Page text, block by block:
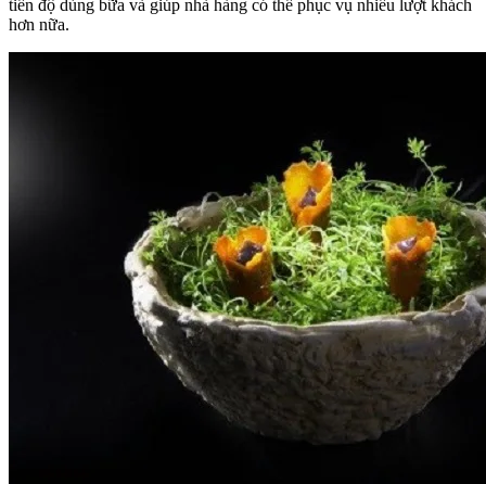
tiến độ dùng bữa và giúp nhà hàng có thể phục vụ nhiều lượt khách
hơn nữa.